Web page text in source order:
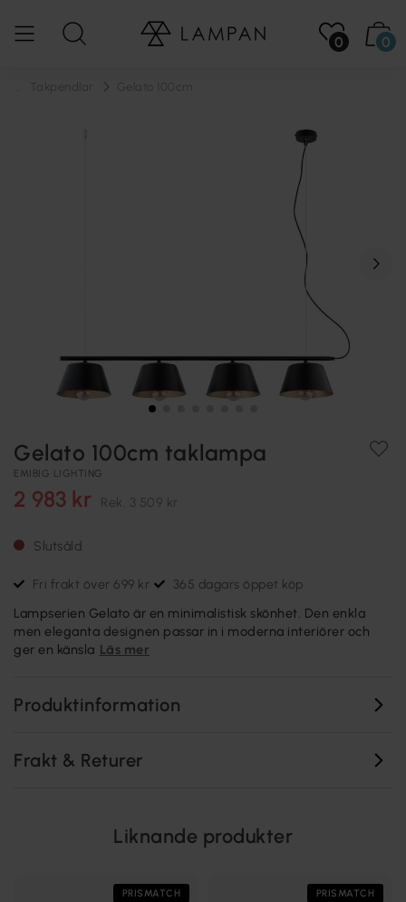
0 0
Gelato 100cm taklampa
EMIBIG LIGHTING
2 983 kr Rek. 3 509 kr
Slutsåld
Fri frakt över 699 kr 365 dagars öppet köp
Lampserien Gelato är en minimalistisk skönhet. Den enkla
men eleganta designen passar in i moderna interiörer och
ger en känsla Läs mer
Produktinformation
Frakt & Returer
Liknande produkter
PRISMATCH PRISMATCH